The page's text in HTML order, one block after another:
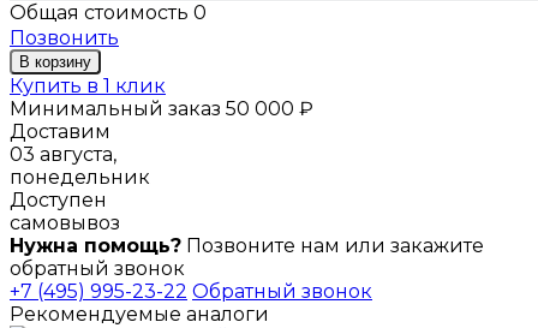
Общая стоимость 0
Позвонить
В корзину
Купить в 1 клик
Минимальный заказ 50 000 ₽
Доставим
03 августа,
понедельник
Доступен
самовывоз
Нужна помощь? Позвоните нам или закажите
обратный звонок
+7 (495) 995-23-22 Обратный звонок
Рекомендуемые аналоги